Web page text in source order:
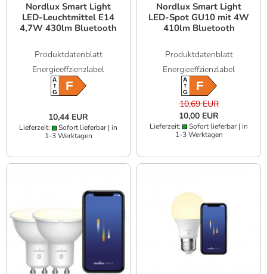
Nordlux Smart Light
LED-Leuchtmittel E14
4,7W 430lm Bluetooth
Produktdatenblatt
Energieeffzienzlabel
A
GF
10,44 EUR
Lieferzeit:
Sofort lieferbar | in
1-3 Werktagen
Nordlux Smart Light
LED-Spot GU10 mit 4W
410lm Bluetooth
Produktdatenblatt
Energieeffzienzlabel
A
GF
10,69 EUR
10,00 EUR
Lieferzeit:
Sofort lieferbar | in
1-3 Werktagen